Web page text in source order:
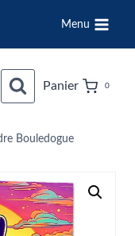
Menu
Panier 0
Bouledogue